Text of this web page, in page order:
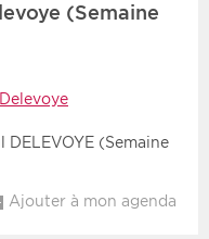
(Semaine
(Semaine
Ajouter à mon agenda